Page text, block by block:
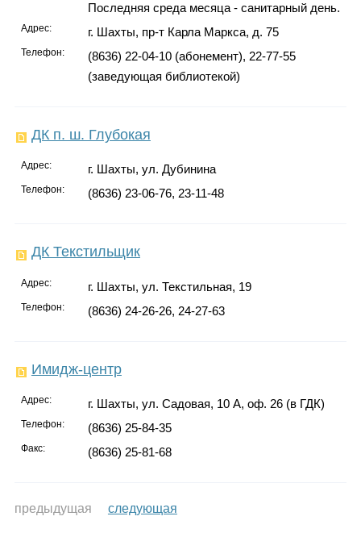
Последняя среда месяца - санитарный день.
Адрес: г. Шахты, пр-т Карла Маркса, д. 75
Телефон:
(8636) 22-04-10 (абонемент), 22-77-55
(заведующая библиотекой)
ДК п. ш. Глубокая
Адрес: г. Шахты, ул. Дубинина
Телефон: (8636) 23-06-76, 23-11-48
ДК Текстильщик
Адрес: г. Шахты, ул. Текстильная, 19
Телефон: (8636) 24-26-26, 24-27-63
Имидж-центр
Адрес: г. Шахты, ул. Садовая, 10 А, оф. 26 (в ГДК)
Телефон: (8636) 25-84-35
Факс: (8636) 25-81-68
предыдущая следующая